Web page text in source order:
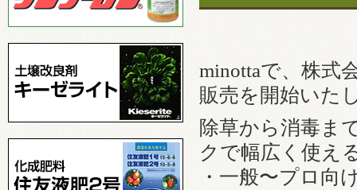
minottaで、株式
販売を開始いた
除草から消毒ま
クで幅広く使え
・一般〜プロ向